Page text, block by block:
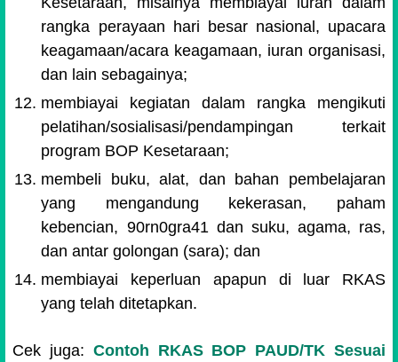
rangka perayaan hari besar nasional, upacara
keagamaan/acara keagamaan, iuran organisasi,
dan lain sebagainya;
membiayai kegiatan dalam rangka mengikuti
pelatihan/sosialisasi/pendampingan terkait
program BOP Kesetaraan;
membeli buku, alat, dan bahan pembelajaran
yang mengandung kekerasan, paham
kebencian, 90rn0gra41 dan suku, agama, ras,
dan antar golongan (sara); dan
membiayai keperluan apapun di luar RKAS
yang telah ditetapkan.
Cek juga: Contoh RKAS BOP PAUD/TK Sesuai